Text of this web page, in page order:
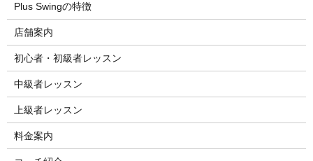
Plus Swingの特徴
店舗案内
初心者・初級者レッスン
中級者レッスン
上級者レッスン
料金案内